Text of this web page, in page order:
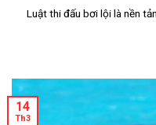
Luật thi đấu bơi lội là nền
14
Th3